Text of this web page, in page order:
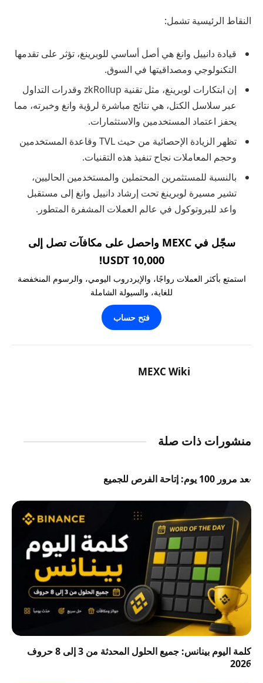
النقاط الرئيسية تشمل:
قيادة دانييل وانغ هي أصل أساسي للوبرينغ، تؤثر على تقدمها
التكنولوجي ومصداقيتها في السوق.
إن ابتكارات لوبرينغ، مثل تقنية zkRollup وقدرات التداول
عبر سلاسل الكتل، هي نتائج مباشرة لرؤية وانغ وخبرته، مما
يحفز اعتماد المستخدمين والاستثمارات.
تظهر الزيادة الإحصائية من حيث TVL وقاعدة المستخدمين
وحجم المعاملات نجاح تنفيذ هذه التقنيات.
بالنسبة للمستثمرين المحتملين والمستخدمين الحاليين،
تشير مسيرة لوبرينغ تحت إرشاد دانييل وانغ إلى مستقبل
واعد للبروتوكول في عالم العملات المشفرة المتطور.
سجّل في MEXC واحصل على مكافآت تصل إلى
10,000 USDT!
استمتع بأكثر العملات رواجًا، والإيردروب اليومي، والرسوم المنخفضة
للغاية، والسيولة الشاملة
فتح حساب
MEXC Wiki
منشورات ذات صلة
بعد مرور 100 يوم: إتاحة الفرص للجميع
كلمة اليوم بينانس: جميع الحلول المحدثة من 3 إلى 8 حروف
2026